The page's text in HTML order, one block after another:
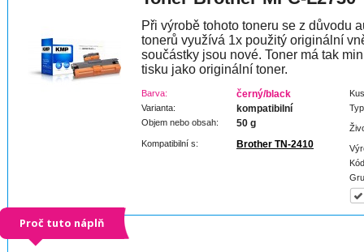
Při výrobě tohoto toneru se z důvodu
tonerů využívá 1x použitý originální
součástky jsou nové. Toner má tak
tisku jako originální toner.
Barva: černý/black
Varianta: kompatibilní
Objem nebo obsah: 50 g
Kompatibilní s: Brother TN-2410
Proč tuto náplň